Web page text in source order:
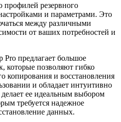
профилей резервного
и параметрами. Это
между различными
от ваших потребностей и
предлагает большое
которые позволяют гибко
копирования и восстановления
и обладает интуитивно
ее идеальным выбором
требуется надежное
данных.